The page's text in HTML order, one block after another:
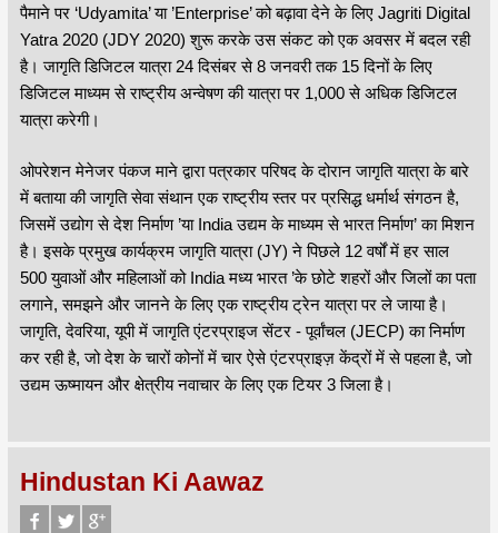
पैमाने पर ‘Udyamita’ या ’Enterprise’ को बढ़ावा देने के लिए Jagriti Digital
Yatra 2020 (JDY 2020) शुरू करके उस संकट को एक अवसर में बदल रही
है। जागृति डिजिटल यात्रा 24 दिसंबर से 8 जनवरी तक 15 दिनों के लिए
डिजिटल माध्यम से राष्ट्रीय अन्वेषण की यात्रा पर 1,000 से अधिक डिजिटल
यात्रा करेगी।
ओपरेशन मेनेजर पंकज माने द्वारा पत्रकार परिषद के दोरान जागृति यात्रा के बारे
में बताया की जागृति सेवा संथान एक राष्ट्रीय स्तर पर प्रसिद्ध धर्मार्थ संगठन है,
जिसमें उद्योग से देश निर्माण ’या India उद्यम के माध्यम से भारत निर्माण’ का मिशन
है। इसके प्रमुख कार्यक्रम जागृति यात्रा (JY) ने पिछले 12 वर्षों में हर साल
500 युवाओं और महिलाओं को India मध्य भारत ’के छोटे शहरों और जिलों का पता
लगाने, समझने और जानने के लिए एक राष्ट्रीय ट्रेन यात्रा पर ले जाया है।
जागृति, देवरिया, यूपी में जागृति एंटरप्राइज सेंटर - पूर्वांचल (JECP) का निर्माण
कर रही है, जो देश के चारों कोनों में चार ऐसे एंटरप्राइज़ केंद्रों में से पहला है, जो
उद्यम ऊष्मायन और क्षेत्रीय नवाचार के लिए एक टियर 3 जिला है।
Hindustan Ki Aawaz